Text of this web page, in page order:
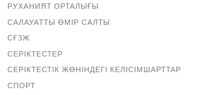
РУХАНИЯТ ОРТАЛЫҒЫ
САЛАУАТТЫ ӨМІР САЛТЫ
СҒЗЖ
СЕРІКТЕСТЕР
СЕРІКТЕСТІК ЖӨНІНДЕГІ КЕЛІСІМШАРТТАР
СПОРТ